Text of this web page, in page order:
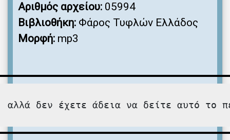
Αριθμός αρχείου: 05994
Βιβλιοθήκη: Φάρος Τυφλών Ελλάδος
Μορφή: mp3
αλλά δεν έχετε άδεια να δείτε αυτό το